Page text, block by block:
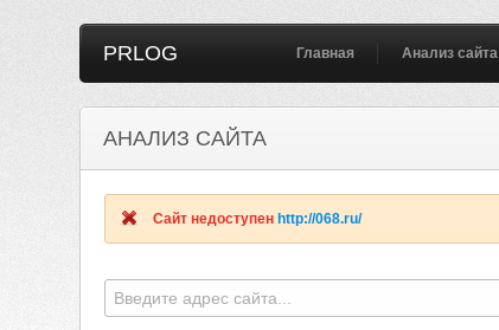
PRLOG Главная Анализ сайта
АНАЛИЗ САЙТА
Сайт недоступен http://068.ru/